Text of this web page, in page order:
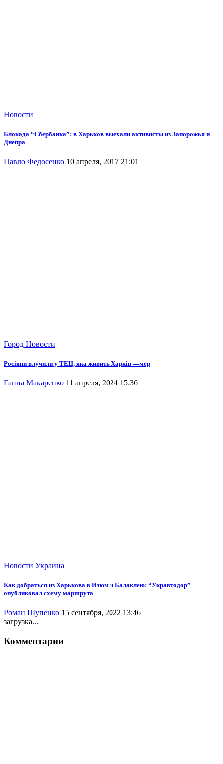
Новости
Блокада “Сбербанка”: в Харьков выехали активисты из Запорожья и
Днепра
Павло Федосенко 10 апреля, 2017 21:01
Город Новости
Росіяни влучили у ТЕЦ, яка живить Харків —мер
Ганна Макаренко 11 апреля, 2024 15:36
Новости Украина
Как добраться из Харькова в Изюм и Балаклею: “Укравтодор”
опубликовал схему маршрута
Роман Шупенко 15 сентября, 2022 13:46
загрузка...
Комментарии